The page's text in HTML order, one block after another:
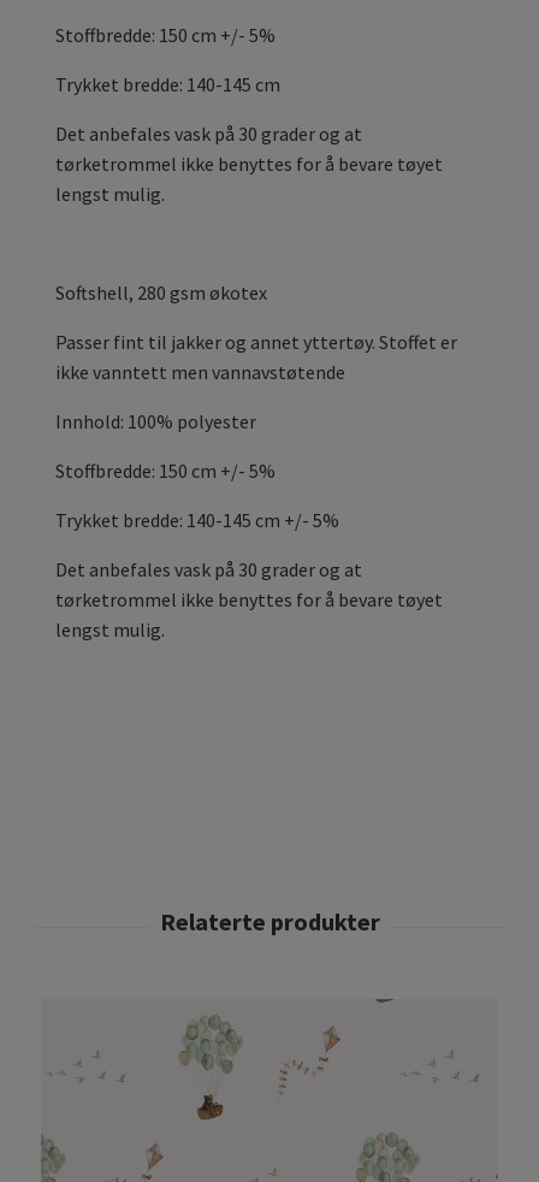
Stoffbredde: 150 cm +/- 5%
Trykket bredde: 140-145 cm
Det anbefales vask på 30 grader og at
tørketrommel ikke benyttes for å bevare tøyet
lengst mulig.
Softshell, 280 gsm økotex
Passer fint til jakker og annet yttertøy. Stoffet er
ikke vanntett men vannavstøtende
Innhold: 100% polyester
Stoffbredde: 150 cm +/- 5%
Trykket bredde: 140-145 cm +/- 5%
Det anbefales vask på 30 grader og at
tørketrommel ikke benyttes for å bevare tøyet
lengst mulig.